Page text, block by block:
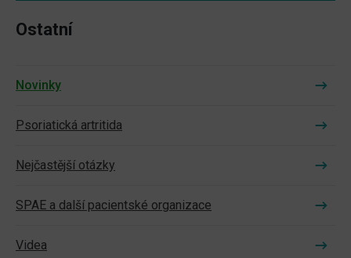
Ostatní
Novinky
Psoriatická artritida
Nejčastější otázky
SPAE a další pacientské organizace
Videa